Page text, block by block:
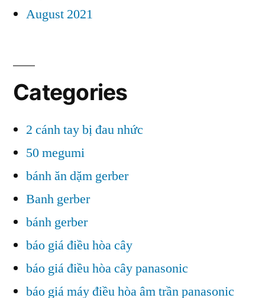
August 2021
Categories
2 cánh tay bị đau nhức
50 megumi
bánh ăn dặm gerber
Banh gerber
bánh gerber
báo giá điều hòa cây
báo giá điều hòa cây panasonic
báo giá máy điều hòa âm trần panasonic